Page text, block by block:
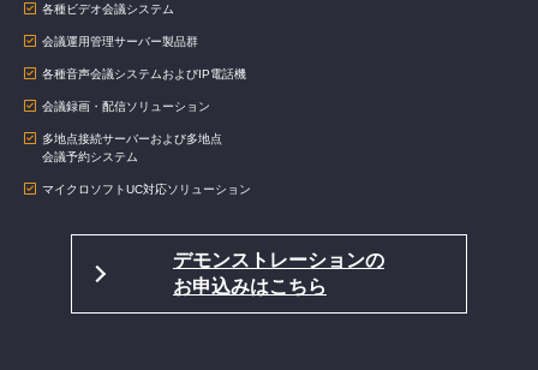
各種ビデオ会議システム
会議運用管理サーバー製品群
各種音声会議システムおよびIP電話機
会議録画・配信ソリューション
多地点接続サーバーおよび多地点
会議予約システム
マイクロソフトUC対応ソリューション
デモンストレーションの
お申込みはこちら